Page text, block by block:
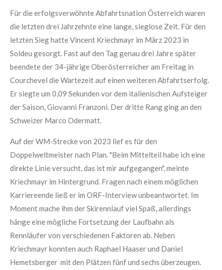
Für die erfolgsverwöhnte Abfahrtsnation Österreich waren
die letzten drei Jahrzehnte eine lange, sieglose Zeit. Für den
letzten Sieg hatte Vincent Kriechmayr im März 2023 in
Soldeu gesorgt. Fast auf den Tag genau drei Jahre später
beendete der 34-jährige Oberösterreicher am Freitag in
Courchevel die Wartezeit auf einen weiteren Abfahrtserfolg.
Er siegte um 0,09 Sekunden vor dem italienischen Aufsteiger
der Saison, Giovanni Franzoni. Der dritte Rang ging an den
Schweizer Marco Odermatt.
Auf der WM-Strecke von 2023 lief es für den
Doppelweltmeister nach Plan. "Beim Mittelteil habe ich eine
direkte Linie versucht, das ist mir aufgegangen", meinte
Kriechmayr im Hintergrund. Fragen nach einem möglichen
Karriereende ließ er im ORF-Interview unbeantwortet. Im
Moment mache ihm der Skirennlauf viel Spaß, allerdings
hänge eine mögliche Fortsetzung der Laufbahn als
Rennläufer von verschiedenen Faktoren ab. Neben
Kriechmayr konnten auch Raphael Haaser und Daniel
Hemetsberger mit den Plätzen fünf und sechs überzeugen.